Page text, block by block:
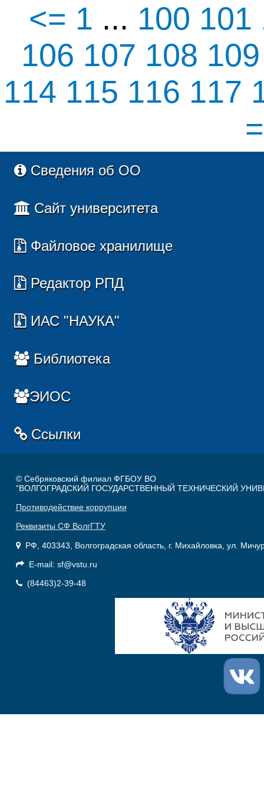
<= 1 ... 100 101
106 107 108
114 115 116 117
Сведения об ОО
Сайт университета
Файловое хранилище
Редактор РПД
ИАС "НАУКА"
Библиотека
ЭИОС
Ссылки
© Себряковский филиал ФГБОУ ВО
"ВОЛГОГРАДСКИЙ ГОСУДАРСТВЕННЫЙ ТЕХНИЧЕСКИЙ
Противодействие коррупции
Реквизиты СФ ВолгГТУ
РФ, 403343, Волгоградская область, г. Михайловка, ул.
E-mail: sf@vstu.ru
(84463)2-39-48